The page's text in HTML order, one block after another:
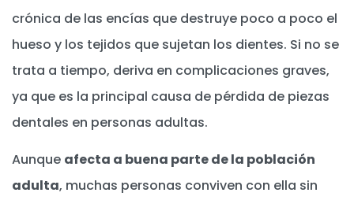
crónica de las encías que destruye poco a poco el
hueso y los tejidos que sujetan los dientes. Si no se
trata a tiempo, deriva en complicaciones graves,
ya que es la principal causa de pérdida de piezas
dentales en personas adultas.
Aunque afecta a buena parte de la población
adulta, muchas personas conviven con ella sin